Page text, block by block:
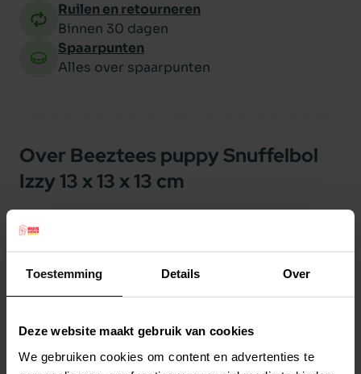
Toestemming Details Over
Deze website maakt gebruik van cookies
We gebruiken cookies om content en advertenties te
Ruilen en retourneren
Binnen 30 dagen
Spaarpunten
Alles over spaarpunten
Over Beeztees puppy Snuffelbol
Izzy 13 x 13 x 13 cm
Beeztees puppy Snuffelbol Izzy 13 x 13 x 13 cm
heel veel uitdaging. Deze speelbal kun je
gebruiken om koekjes of andere lekkernijen in te
zijn best moeten doen om de snacks te vinden.
Deze bal bestaat uit allemaal verschillende
Lees meer